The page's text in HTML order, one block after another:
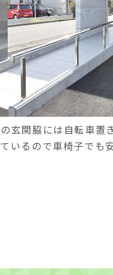
玄関脇には自転車置
いるので車椅子でも